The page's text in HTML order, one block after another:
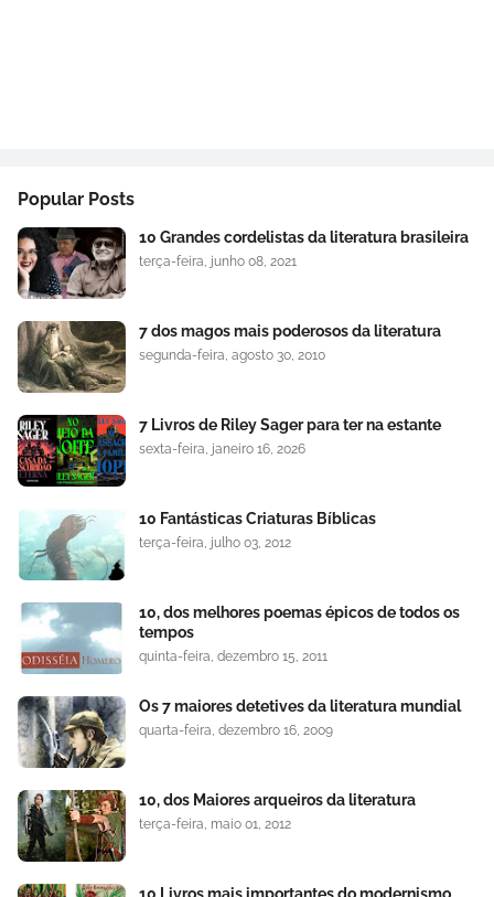
Popular Posts
10 Grandes cordelistas da literatura brasileira
terça-feira, junho 08, 2021
7 dos magos mais poderosos da literatura
segunda-feira, agosto 30, 2010
7 Livros de Riley Sager para ter na estante
sexta-feira, janeiro 16, 2026
10 Fantásticas Criaturas Bíblicas
terça-feira, julho 03, 2012
10, dos melhores poemas épicos de todos os
tempos
quinta-feira, dezembro 15, 2011
Os 7 maiores detetives da literatura mundial
quarta-feira, dezembro 16, 2009
10, dos Maiores arqueiros da literatura
terça-feira, maio 01, 2012
10 Livros mais importantes do modernismo